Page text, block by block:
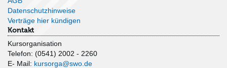
Datenschutzhinweise
Verträge hier kündigen
Kontakt
Kursorganisation
Telefon: (0541) 2002 - 2260
E- Mail: kursorga@swo.de